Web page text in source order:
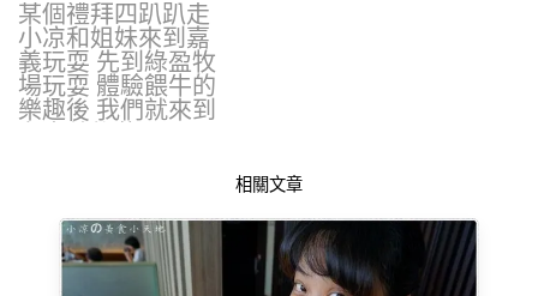
某個禮拜四趴趴走
小凉和姐妹來到嘉
義玩耍 先到綠盈牧
場玩耍 體驗餵牛的
樂趣後 我們就來到
相關文章